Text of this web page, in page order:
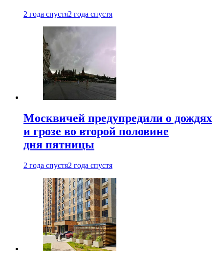
2 года спустя2 года спустя
Москвичей предупредили о дождях
и грозе во второй половине
дня пятницы
2 года спустя2 года спустя